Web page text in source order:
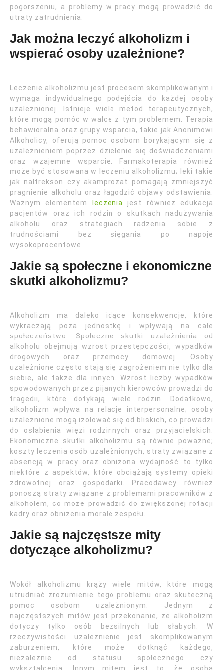
pogorszeniu, a problemy w pracy mogą prowadzić do
utraty zatrudnienia.
Jak można leczyć alkoholizm i
wspierać osoby uzależnione?
Leczenie alkoholizmu jest procesem skomplikowanym i
wymaga indywidualnego podejścia do każdej osoby
uzależnionej. Istnieje wiele metod terapeutycznych,
które mogą pomóc w walce z tym problemem. Terapia
behawioralna oraz grupy wsparcia, takie jak Anonimowi
Alkoholicy, oferują pomoc osobom borykającym się z
uzależnieniem poprzez dzielenie się doświadczeniami
oraz wzajemne wsparcie. Farmakoterapia również
może być stosowana w leczeniu alkoholizmu; leki takie
jak naltrekson czy akamprozat pomagają zmniejszyć
pragnienie alkoholu oraz łagodzić objawy odstawienia.
Ważnym elementem
leczenia
jest również edukacja
pacjentów oraz ich rodzin o skutkach nadużywania
alkoholu oraz strategiach radzenia sobie z
trudnościami bez sięgania po napoje
wysokoprocentowe.
Jakie są społeczne i ekonomiczne
skutki alkoholizmu?
Alkoholizm ma daleko idące konsekwencje, które
wykraczają poza jednostkę i wpływają na całe
społeczeństwo. Społeczne skutki uzależnienia od
alkoholu obejmują wzrost przestępczości, wypadków
drogowych oraz przemocy domowej. Osoby
uzależnione często stają się zagrożeniem nie tylko dla
siebie, ale także dla innych. Wzrost liczby wypadków
spowodowanych przez pijanych kierowców prowadzi do
tragedii, które dotykają wiele rodzin. Dodatkowo,
alkoholizm wpływa na relacje interpersonalne; osoby
uzależnione mogą izolować się od bliskich, co prowadzi
do osłabienia więzi rodzinnych oraz przyjacielskich.
Ekonomiczne skutki alkoholizmu są równie poważne;
koszty leczenia osób uzależnionych, straty związane z
absencją w pracy oraz obniżona wydajność to tylko
niektóre z aspektów, które obciążają systemy opieki
zdrowotnej oraz gospodarki. Pracodawcy również
ponoszą straty związane z problemami pracowników z
alkoholem, co może prowadzić do zwiększonej rotacji
kadry oraz obniżenia morale zespołu.
Jakie są najczęstsze mity
dotyczące alkoholizmu?
Wokół alkoholizmu krąży wiele mitów, które mogą
utrudniać zrozumienie tego problemu oraz skuteczną
pomoc osobom uzależnionym. Jednym z
najczęstszych mitów jest przekonanie, że alkoholizm
dotyczy tylko osób bezsilnych lub słabych. W
rzeczywistości uzależnienie jest skomplikowanym
zaburzeniem, które może dotknąć każdego,
niezależnie od statusu społecznego czy
wykształcenia. Innym mitem jest to, że osoba